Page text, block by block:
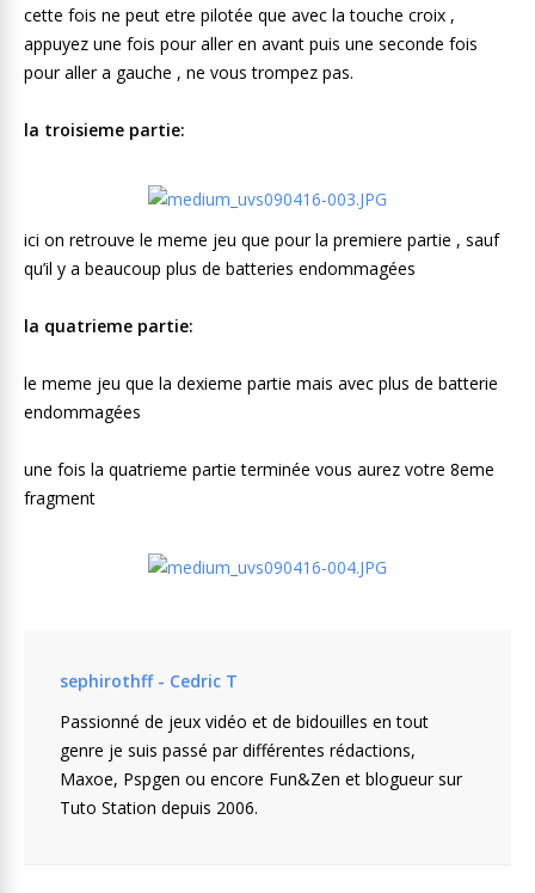
cette fois ne peut etre pilotée que avec la touche croix ,
appuyez une fois pour aller en avant puis une seconde fois
pour aller a gauche , ne vous trompez pas.
la troisieme partie:
ici on retrouve le meme jeu que pour la premiere partie , sauf
qu’il y a beaucoup plus de batteries endommagées
la quatrieme partie:
le meme jeu que la dexieme partie mais avec plus de batterie
endommagées
une fois la quatrieme partie terminée vous aurez votre 8eme
fragment
sephirothff - Cedric T
Passionné de jeux vidéo et de bidouilles en tout
genre je suis passé par différentes rédactions,
Maxoe, Pspgen ou encore Fun&Zen et blogueur sur
Tuto Station depuis 2006.